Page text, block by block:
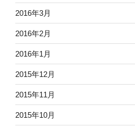
2016年3月
2016年2月
2016年1月
2015年12月
2015年11月
2015年10月